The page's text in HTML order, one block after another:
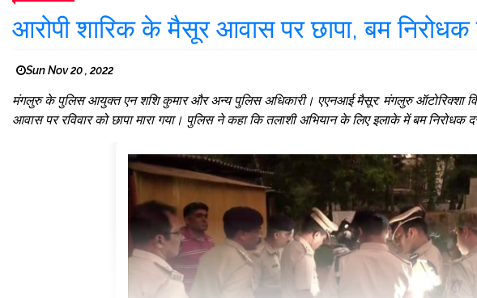
आरोपी शारिक के मैसूर आवास पर छापा, बम निरोधक
Sun Nov 20 , 2022
मंगलुरु के पुलिस आयुक्त एन शशि कुमार और अन्य पुलिस अधिकारी। एएनआई मैसूर: मंगलुरु ऑटोरिक्शा
आवास पर रविवार को छापा मारा गया। पुलिस ने कहा कि तलाशी अभियान के लिए इलाके में बम निरोधक